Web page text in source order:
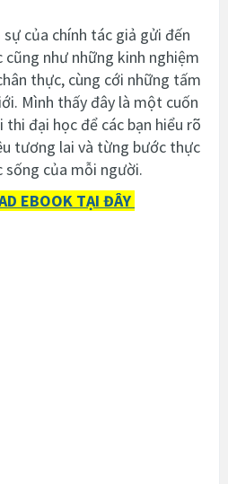
của chính tác giả gửi đến
cũng như những kinh nghiệm
thực, cùng cới những tấm
Mình thấy đây là một cuốn
đại học để các bạn hiểu rõ
tương lai và từng bước thực
sống của mỗi người.
EBOOK TẠI ĐÂY